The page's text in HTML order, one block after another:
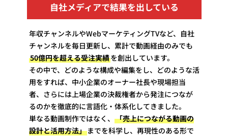
自社メディアで結果を出している
年収チャンネルやWebマーケティングTVなど、自社
チャンネルを毎日更新し、累計で動画経由のみでも
50億円を超える受注実績を創出しています。
その中で、どのような構成や編集をし、どのような活
用をすれば、中小企業のオーナー社長や現場担当
者、さらには上場企業の決裁権者から発注につなが
るのかを徹底的に言語化・体系化してきました。
単なる動画制作ではなく、 「売上につながる動画の
設計と活用方法」までを科学し、再現性のある形で